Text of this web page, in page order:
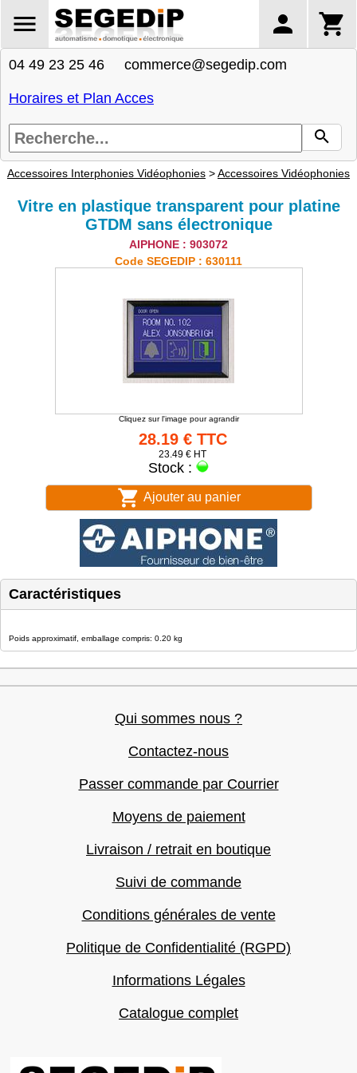
04 49 23 25 46 commerce@segedip.com
Horaires et Plan Acces
Accessoires Interphonies Vidéophonies >Accessoires Vidéophonies
Vitre en plastique transparent pour platine
GTDM sans électronique
AIPHONE : 903072
Code SEGEDIP : 630111
Cliquez sur l'image pour agrandir
28.19 € TTC
23.49 € HT
Stock :
Ajouter au panier
Caractéristiques
Poids approximatif, emballage compris: 0.20 kg
Qui sommes nous ?
Contactez-nous
Passer commande par Courrier
Moyens de paiement
Livraison / retrait en boutique
Suivi de commande
Conditions générales de vente
Politique de Confidentialité (RGPD)
Informations Légales
Catalogue complet